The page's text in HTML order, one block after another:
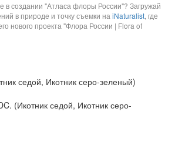
в создании "Атласа флоры России"? Загружай
в природе и точку съемки на iNaturalist, где
нового проекта "Флора России | Flora of
седой, Икотник серо-зеленый)
(Икотник седой, Икотник серо-